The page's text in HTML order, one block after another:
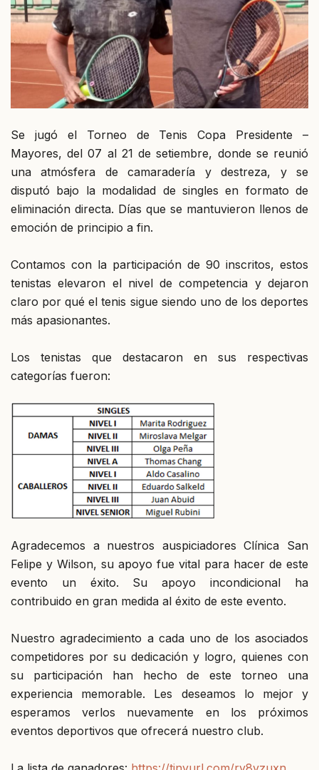
Se jugó el Torneo de Tenis Copa Presidente –
Mayores, del 07 al 21 de setiembre, donde se reunió
una atmósfera de camaradería y destreza, y se
disputó bajo la modalidad de singles en formato de
eliminación directa. Días que se mantuvieron llenos de
emoción de principio a fin.
Contamos con la participación de 90 inscritos, estos
tenistas elevaron el nivel de competencia y dejaron
claro por qué el tenis sigue siendo uno de los deportes
más apasionantes.
Los tenistas que destacaron en sus respectivas
categorías fueron:
Agradecemos a nuestros auspiciadores Clínica San
Felipe y Wilson, su apoyo fue vital para hacer de este
evento un éxito. Su apoyo incondicional ha
contribuido en gran medida al éxito de este evento.
Nuestro agradecimiento a cada uno de los asociados
competidores por su dedicación y logro, quienes con
su participación han hecho de este torneo una
experiencia memorable. Les deseamos lo mejor y
esperamos verlos nuevamente en los próximos
eventos deportivos que ofrecerá nuestro club.